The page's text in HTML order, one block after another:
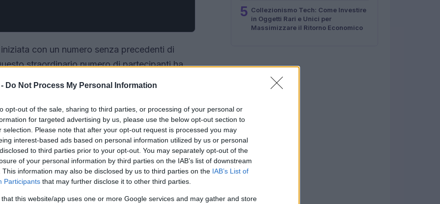
Do Not Process My Personal Information
opt-out of the sale, sharing to third parties, or processing of your personal or
for targeted advertising by us, please use the below opt-out section to
selection. Please note that after your opt-out request is processed you may
interest-based ads based on personal information utilized by us or personal
to third parties prior to your opt-out. You may separately opt-out of the
of your personal information by third parties on the IAB’s list of downstream
This information may also be disclosed by us to third parties on the IAB’s List of
Participants that may further disclose it to other third parties.
that this website/app uses one or more Google services and may gather and store
con un numero senza precedenti di
straordinario numero di partecipanti ha
ispirata al formato
sottogruppi, esprimendo storie individuali
5 Collezionismo Tech: Come Investire
in Oggetti Rari e Unici per
Massimizzare il Ritorno Economico